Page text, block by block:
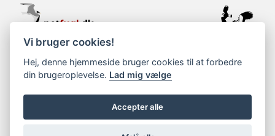
support@netfugl.dk
copyright © 2002-2023
Vi bruger cookies!
Hej, denne hjemmeside bruger cookies til at forbedre
din brugeroplevelse. Lad mig vælge
Accepter alle